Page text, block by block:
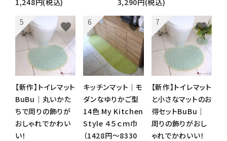
1,248円(税込)
3,290円(税込)
【新作】トイレマット
BuBu｜丸いかた
ちで周りの飾りが
おしゃれでかわい
い！
favorite
キッチンマット｜モ
ダンなゆりかご型
14色 My Kitchen
Style ４５ｃｍ巾
（1428円～8330
favorite
【新作】トイレマット
と小さなマットのお
得セットBuBu｜
周りの飾りがおし
ゃれでかわいい！
favorite